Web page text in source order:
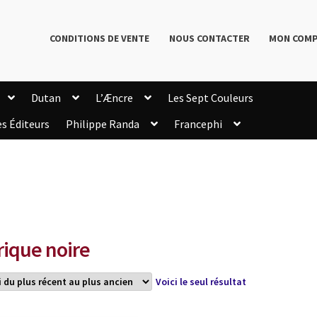
CONDITIONS DE VENTE NOUS CONTACTER MON
Dutan L’Æncre
Les Sept Couleurs
Éditeurs Philippe Randa
Francephi
noire
Voici le seul résultat